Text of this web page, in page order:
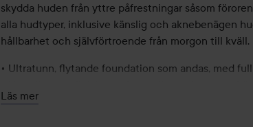
skydda huden från yttre påfrestningar såsom
alla hudtyper, inklusive känslig och aknebenägen
hållbarhet och självförtroende från morgon till kväll.
• Ultratunn, flytande foundation som andas, med
• Med stöd av Fleximatte™-teknologi för flexibel,
Läs mer